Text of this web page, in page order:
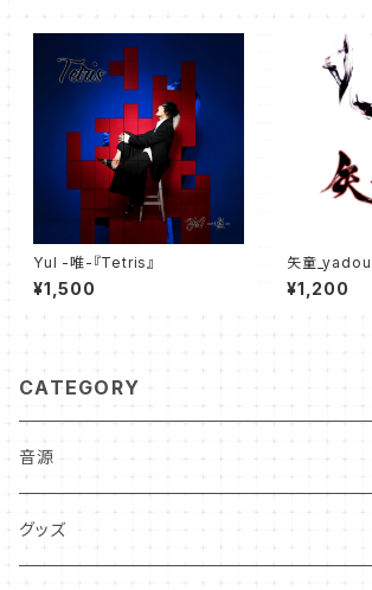
YuI -唯-『Tetris』
¥1,500
矢童_yadou
¥1,200
CATEGORY
音源
グッズ